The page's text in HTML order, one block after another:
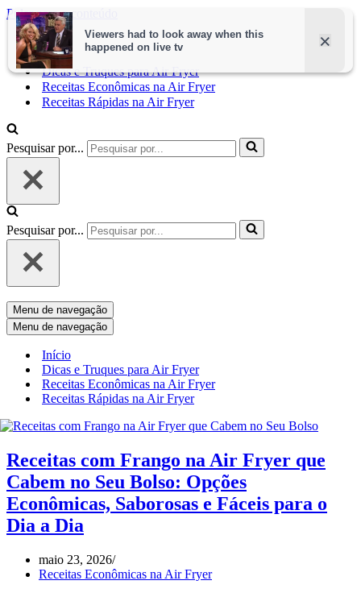
Pular para o conteúdo
Início
Dicas e Truques para Air Fryer
Receitas Econômicas na Air Fryer
Receitas Rápidas na Air Fryer
Pesquisar por...
Pesquisar por...
Menu de navegação
Menu de navegação
Início
Dicas e Truques para Air Fryer
Receitas Econômicas na Air Fryer
Receitas Rápidas na Air Fryer
Receitas com Frango na Air Fryer que
Cabem no Seu Bolso: Opções
Econômicas, Saborosas e Fáceis para o
Dia a Dia
maio 23, 2026
Receitas Econômicas na Air Fryer